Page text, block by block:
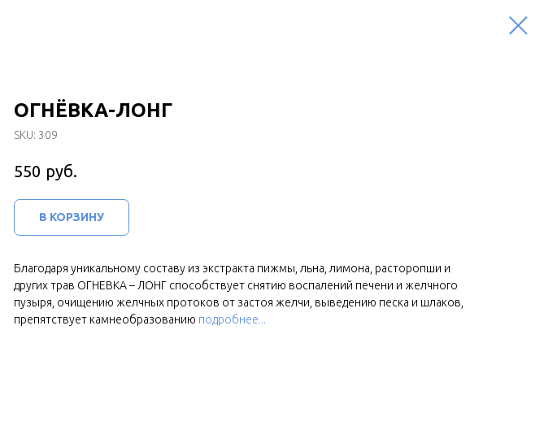
ОГНЁВКА-ЛОНГ
SKU: 309
550 руб.
В КОРЗИНУ
Благодаря уникальному составу из экстракта пижмы, льна, лимона, расторопши и
других трав ОГНЕВКА – ЛОНГ способствует снятию воспалений печени и желчного
пузыря, очищению желчных протоков от застоя желчи, выведению песка и шлаков,
препятствует камнеобразованию подробнее...